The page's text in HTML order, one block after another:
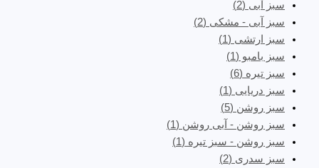
سبز آبی (2)
سبز آبی - مشکی (2)
سبز ارتشی (1)
سبز بامبو (1)
سبز تیره (6)
سبز دریایی (1)
سبز روشن (5)
سبز روشن - آبی روشن (1)
سبز روشن - سبز تیره (1)
سبز سدری (2)